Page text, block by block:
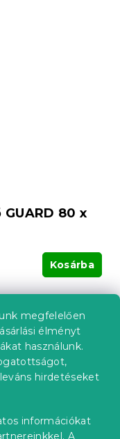
megfelelően
élményt
használunk.
hirdetéseket
információkat
A
80 x
Kosárba